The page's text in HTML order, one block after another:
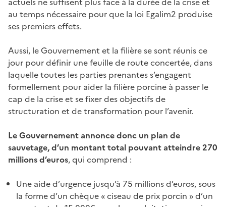
au temps nécessaire pour que la loi Egalim2 produise
ses premiers effets.
Aussi, le Gouvernement et la filière se sont réunis ce
jour pour définir une feuille de route concertée, dans
laquelle toutes les parties prenantes s’engagent
formellement pour aider la filière porcine à passer le
cap de la crise et se fixer des objectifs de
structuration et de transformation pour l’avenir.
Le Gouvernement annonce donc un plan de
sauvetage, d’un montant total pouvant atteindre 270
millions d’euros, qui comprend :
Une aide d’urgence jusqu’à 75 millions d’euros, sous
la forme d’un chèque « ciseau de prix porcin » d’un